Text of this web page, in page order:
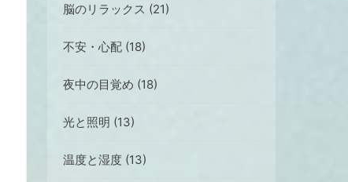
脳のリラックス (21)
不安・心配 (18)
夜中の目覚め (18)
光と照明 (13)
温度と湿度 (13)